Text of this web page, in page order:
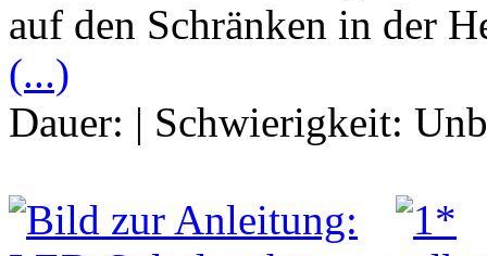
auf den Schränken in der
(...)
Dauer: | Schwierigkeit: